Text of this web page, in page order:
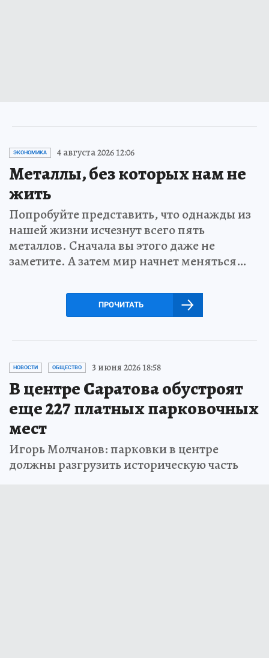
ЭКОНОМИКА 4 августа 2026 12:06
Металлы, без которых нам не
жить
Попробуйте представить, что однажды из
нашей жизни исчезнут всего пять
металлов. Сначала вы этого даже не
заметите. А затем мир начнет меняться…
ПРОЧИТАТЬ
НОВОСТИ ОБЩЕСТВО 3 июня 2026 18:58
В центре Саратова обустроят
еще 227 платных парковочных
мест
Игорь Молчанов: парковки в центре
должны разгрузить историческую часть